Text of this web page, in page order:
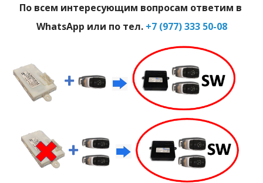
По всем интересующим вопросам ответим в
WhatsApp или по тел. +7 (977) 333 50-08